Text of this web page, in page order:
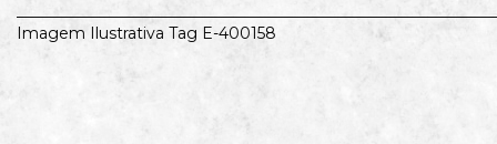
Imagem Ilustrativa Tag E-400158